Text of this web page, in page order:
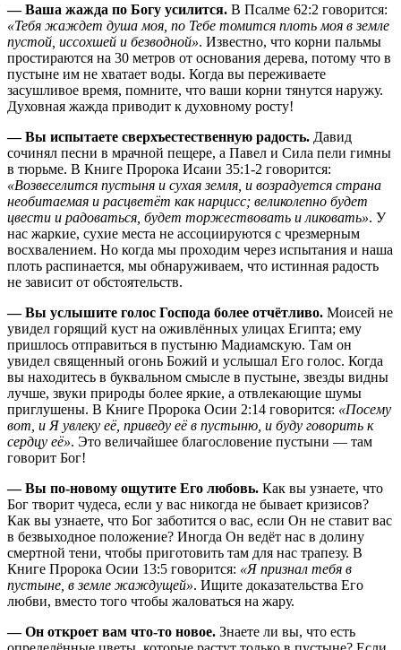
— Ваша жажда по Богу усилится. В Псалме 62:2 говорится:
«Тебя жаждет душа моя, по Тебе томится плоть моя в земле
пустой, иссохшей и безводной». Известно, что корни пальмы
простираются на 30 метров от основания дерева, потому что в
пустыне им не хватает воды. Когда вы переживаете
засушливое время, помните, что ваши корни тянутся наружу.
Духовная жажда приводит к духовному росту!
— Вы испытаете сверхъестественную радость. Давид
сочинял песни в мрачной пещере, а Павел и Сила пели гимны
в тюрьме. В Книге Пророка Исаии 35:1-2 говорится:
«Возвеселится пустыня и сухая земля, и возрадуется страна
необитаемая и расцветёт как нарцисс; великолепно будет
цвести и радоваться, будет торжествовать и ликовать». У
нас жаркие, сухие места не ассоциируются с чрезмерным
восхвалением. Но когда мы проходим через испытания и наша
плоть распинается, мы обнаруживаем, что истинная радость
не зависит от обстоятельств.
— Вы услышите голос Господа более отчётливо. Моисей не
увидел горящий куст на оживлённых улицах Египта; ему
пришлось отправиться в пустыню Мадиамскую. Там он
увидел священный огонь Божий и услышал Его голос. Когда
вы находитесь в буквальном смысле в пустыне, звезды видны
лучше, звуки природы более яркие, а отвлекающие шумы
приглушены. В Книге Пророка Осии 2:14 говорится: «Посему
вот, и Я увлеку её, приведу её в пустыню, и буду говорить к
сердцу её». Это величайшее благословение пустыни — там
говорит Бог!
— Вы по-новому ощутите Его любовь. Как вы узнаете, что
Бог творит чудеса, если у вас никогда не бывает кризисов?
Как вы узнаете, что Бог заботится о вас, если Он не ставит вас
в безвыходное положение? Иногда Он ведёт нас в долину
смертной тени, чтобы приготовить там для нас трапезу. В
Книге Пророка Осии 13:5 говорится: «Я признал тебя в
пустыне, в земле жаждущей». Ищите доказательства Его
любви, вместо того чтобы жаловаться на жару.
— Он откроет вам что-то новое. Знаете ли вы, что есть